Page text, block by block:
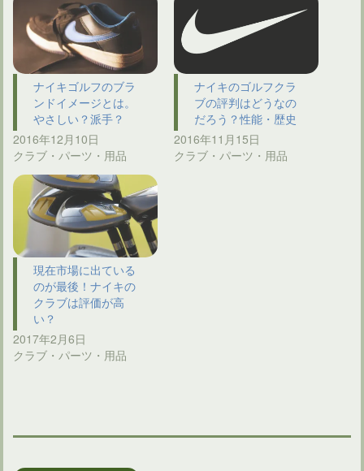
ナイキゴルフのブラ
ンドイメージとは。
やさしい？派手？
2016年12月10日
クラブ・パーツ・用品
ナイキのゴルフクラ
ブの評判はどうなの
だろう？性能・歴史
2016年11月15日
クラブ・パーツ・用品
現在市場に出ている
のが最後！ナイキの
クラブは評価が高
い？
2017年2月6日
クラブ・パーツ・用品